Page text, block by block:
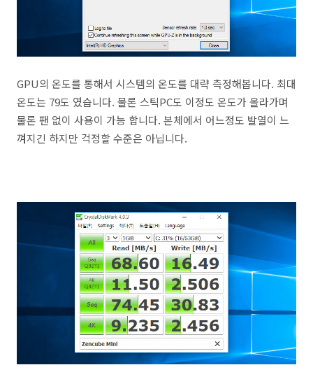
GPU의 온도를 통해서 시스템의 온도를 대략 측정해봅니다. 최대
온도는 79도 였습니다. 물론 스틱PC도 이정도 온도가 올라가며
물론 팬 없이 사용이 가능 합니다. 본체에서 어느정도 발열이 느
껴지긴 하지만 걱정할 수준은 아닙니다.